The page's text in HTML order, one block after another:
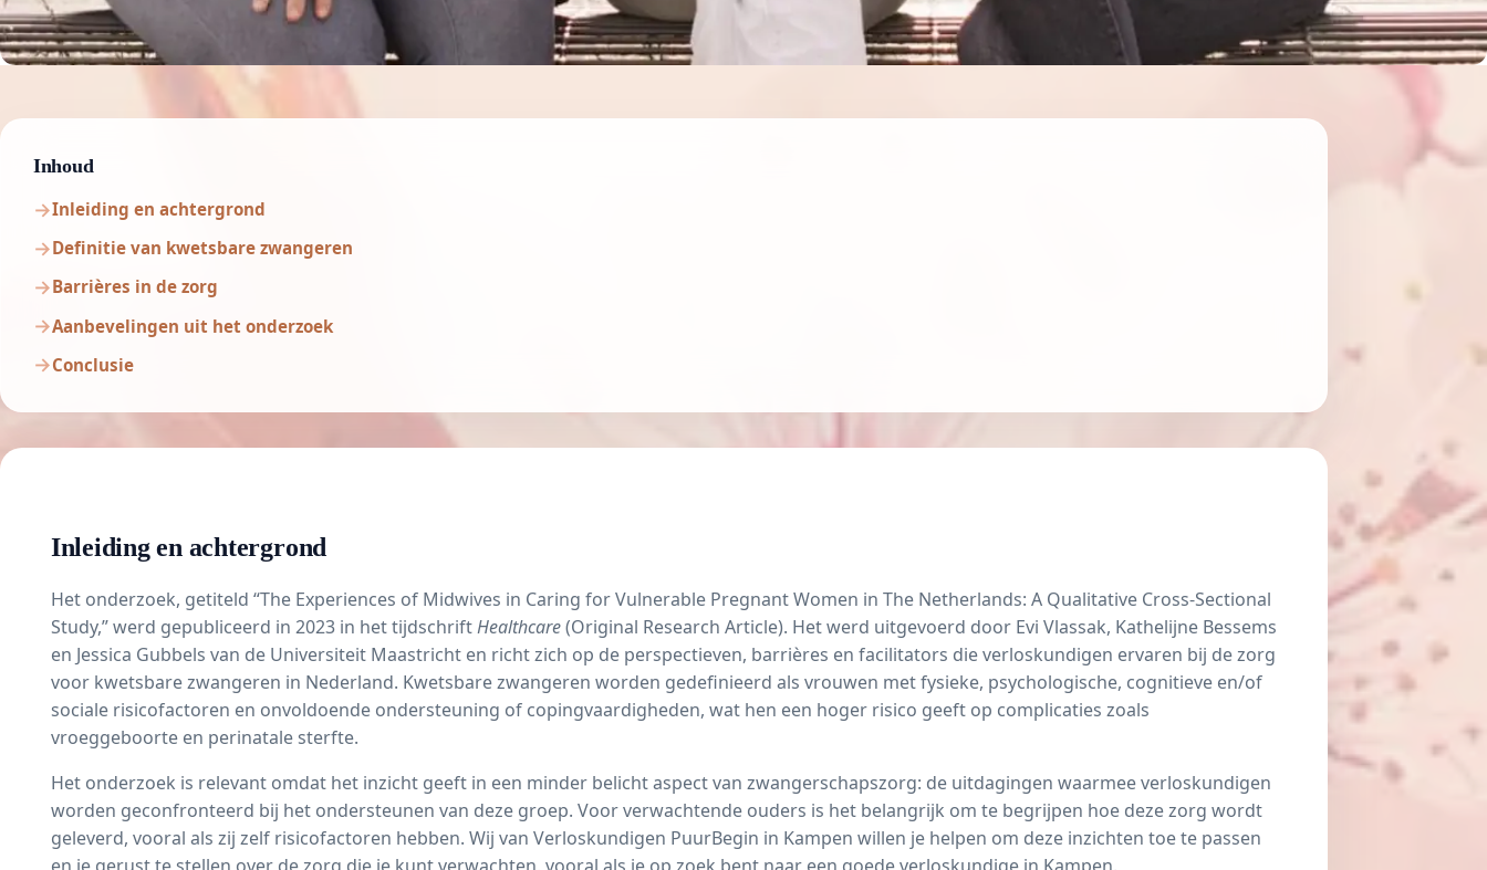
Inhoud
Inleiding en achtergrond
Definitie van kwetsbare zwangeren
Barrières in de zorg
Aanbevelingen uit het onderzoek
Conclusie
Inleiding en achtergrond
Het onderzoek, getiteld “The Experiences of Midwives in Caring for Vulnerable Pregnant Women in The Netherlands: A Qualitative Cross-Sectional
Study,” werd gepubliceerd in 2023 in het tijdschriftHealthcare(Original Research Article). Het werd uitgevoerd door Evi Vlassak, Kathelijne Bessems
en Jessica Gubbels van de Universiteit Maastricht en richt zich op de perspectieven, barrières en facilitators die verloskundigen ervaren bij de zorg
voor kwetsbare zwangeren in Nederland. Kwetsbare zwangeren worden gedefinieerd als vrouwen met fysieke, psychologische, cognitieve en/of
sociale risicofactoren en onvoldoende ondersteuning of copingvaardigheden, wat hen een hoger risico geeft op complicaties zoals
vroeggeboorteen perinatale sterfte.
Het onderzoek is relevant omdat het inzicht geeft in een minder belicht aspect van zwangerschapszorg: de uitdagingen waarmee verloskundigen
worden geconfronteerd bij het ondersteunen van deze groep. Voor verwachtende ouders is het belangrijk om te begrijpen hoe deze zorg wordt
geleverd, vooral als zij zelf risicofactoren hebben. Wij van Verloskundigen PuurBegin in Kampen willen je helpen om deze inzichten toe te passen